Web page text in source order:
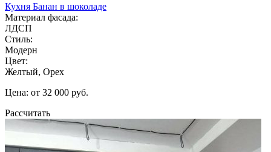
Кухня Банан в шоколаде
Материал фасада:
ЛДСП
Стиль:
Модерн
Цвет:
Желтый, Орех
Цена: от 32 000 руб.
Рассчитать